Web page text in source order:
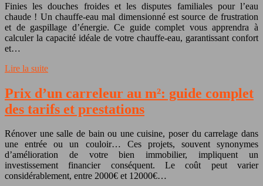
Finies les douches froides et les disputes familiales pour l’eau
chaude ! Un chauffe-eau mal dimensionné est source de frustration
et de gaspillage d’énergie. Ce guide complet vous apprendra à
calculer la capacité idéale de votre chauffe-eau, garantissant confort
et…
Lire la suite
Prix d’un carreleur au m²: guide complet
des tarifs et prestations
Rénover une salle de bain ou une cuisine, poser du carrelage dans
une entrée ou un couloir… Ces projets, souvent synonymes
d’amélioration de votre bien immobilier, impliquent un
investissement financier conséquent. Le coût peut varier
considérablement, entre 2000€ et 12000€…